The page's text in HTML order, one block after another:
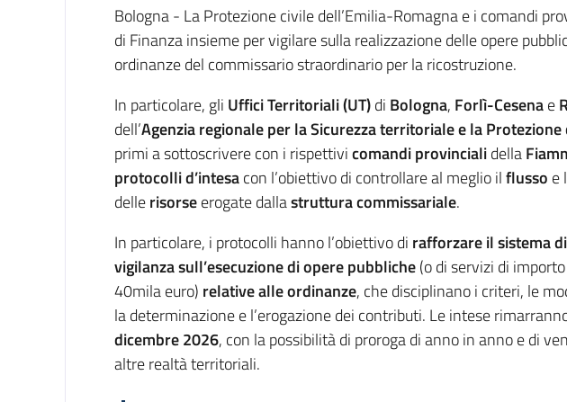
Introduzione
Bologna - La Protezione civile dell’Emilia-Romagna e i comandi
di Finanza insieme per vigilare sulla realizzazione delle opere
ordinanze del commissario straordinario per la ricostruzione.
In particolare, gli Uffici Territoriali (UT)di Bologna, Forlì-Cesenae
dell’Agenzia regionale per la Sicurezza territoriale e la Protezione
primi a sottoscrivere con i rispettivicomandi provincialidella
protocolli d’intesacon l’obiettivo di controllare al meglio ilflusso e
dellerisorseerogate dallastruttura commissariale.
In particolare, i protocolli hanno l’obiettivo di rafforzare il sistema
vigilanza sull’esecuzione di opere pubbliche(o di servizi di
40mila euro) relative alle ordinanze, che disciplinano i criteri, le
la determinazione e l’erogazione dei contributi. Le intese
dicembre 2026, con la possibilità di proroga di anno in anno e di
altre realtà territoriali.